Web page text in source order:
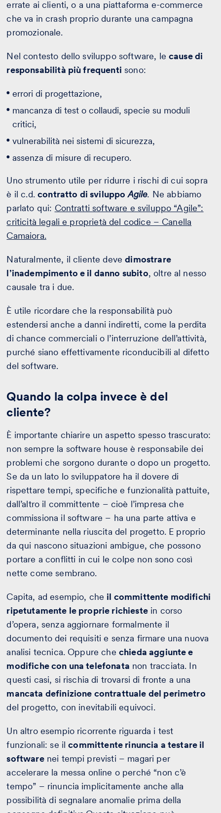
errate ai clienti, o a una piattaforma e-commerce
che va in crash proprio durante una campagna
promozionale.
Nel contesto dello sviluppo software, le cause di
responsabilità più frequenti sono:
errori di progettazione,
mancanza di test o collaudi, specie su moduli
critici,
vulnerabilità nei sistemi di sicurezza,
assenza di misure di recupero.
Uno strumento utile per ridurre i rischi di cui sopra
è il c.d.contratto di sviluppoAgile. Ne abbiamo
parlato qui: Contratti software e sviluppo “Agile”:
criticità legali e proprietà del codice – Canella
Camaiora.
Naturalmente, il cliente devedimostrare
l’inadempimento e il danno subito, oltre al nesso
causale tra i due.
È utile ricordare che la responsabilità può
estendersi anche a danni indiretti, come la perdita
di chance commerciali o l’interruzione dell’attività,
purché siano effettivamente riconducibili al difetto
del software.
Quando la colpa invece è del
cliente?
È importante chiarire un aspetto spesso trascurato:
non sempre la software house è responsabile dei
problemi che sorgono durante o dopo un progetto.
Se da un lato lo sviluppatore ha il dovere di
rispettare tempi, specifiche e funzionalità pattuite,
dall’altro il committente – cioè l’impresa che
commissiona il software – ha una parte attiva e
determinante nella riuscita del progetto. E proprio
da qui nascono situazioni ambigue, che possono
portare a conflitti in cui le colpe non sono così
nette come sembrano.
Capita, ad esempio, che il committente modifichi
ripetutamente le proprie richiestein corso
d’opera, senza aggiornare formalmente il
documento dei requisiti e senza firmare una nuova
analisi tecnica. Oppure che chieda aggiunte e
modifiche con una telefonata non tracciata. In
questi casi, si rischia di trovarsi di fronte a una
mancata definizione contrattuale del perimetro
del progetto, con inevitabili equivoci.
Un altro esempio ricorrente riguarda i test
funzionali: se ilcommittente rinuncia a testare il
softwarenei tempi previsti – magari per
accelerare la messa online o perché “non c’è
tempo” – rinuncia implicitamente anche alla
possibilità di segnalare anomalie prima della